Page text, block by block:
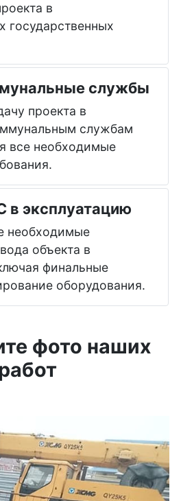
в
государственных
службы
проекта в
службам
все необходимые
в эксплуатацию
необходимые
объекта в
финальные
оборудования.
фото наших